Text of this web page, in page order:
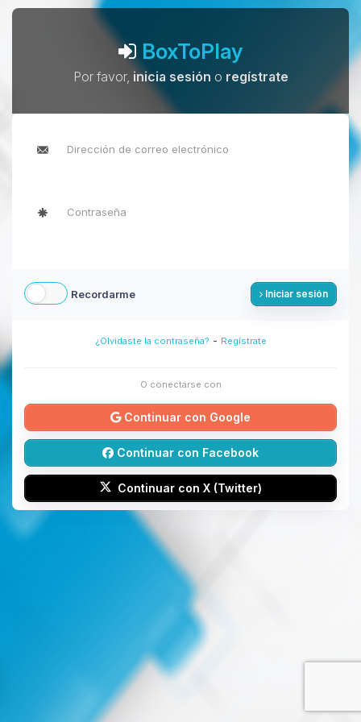
BoxToPlay
Por favor, inicia sesión o regístrate
Recordarme Iniciar sesión
¿Olvidaste la contraseña? - Regístrate
O conectarse con
Continuar con Google
Continuar con Facebook
Continuar con X (Twitter)